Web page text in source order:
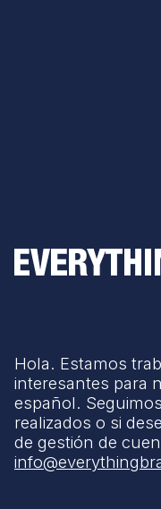
Everything
Hola. Estamos
interesantes para
español.
realizados o si
de gestión de